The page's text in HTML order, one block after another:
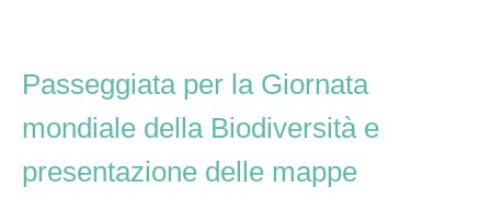
Passeggiata per la Giornata
mondiale della Biodiversità e
presentazione delle mappe